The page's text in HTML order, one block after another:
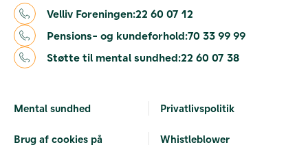
Velliv Foreningen:22 60 07 12
Pensions- og kundeforhold:70 33 99 99
Støtte til mental sundhed:22 60 07 38
Mental sundhed Privatlivspolitik
Brug af cookies på Whistleblower